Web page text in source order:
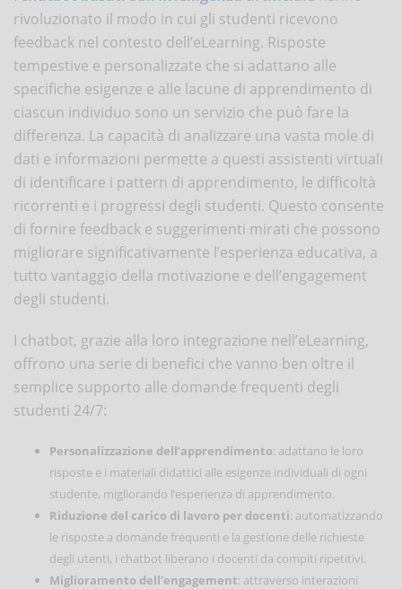
rivoluzionato il modo in cui gli studenti ricevono
feedback nel contesto dell’eLearning. Risposte
tempestive e personalizzate che si adattano alle
specifiche esigenze e alle lacune di apprendimento di
ciascun individuo sono un servizio che può fare la
differenza. La capacità di analizzare una vasta mole di
dati e informazioni permette a questi assistenti virtuali
di identificare i pattern di apprendimento, le difficoltà
ricorrenti e i progressi degli studenti. Questo consente
di fornire feedback e suggerimenti mirati che possono
migliorare significativamente l’esperienza educativa, a
tutto vantaggio della motivazione e dell’engagement
degli studenti.
I chatbot, grazie alla loro integrazione nell’eLearning,
offrono una serie di benefici che vanno ben oltre il
semplice supporto alle domande frequenti degli
studenti 24/7:
Personalizzazione dell’apprendimento: adattano le loro
risposte e i materiali didattici alle esigenze individuali di ogni
studente, migliorando l’esperienza di apprendimento.
Riduzione del carico di lavoro per docenti: automatizzando
le risposte a domande frequenti e la gestione delle richieste
degli utenti, i chatbot liberano i docenti da compiti ripetitivi.
Miglioramento dell’engagement: attraverso interazioni